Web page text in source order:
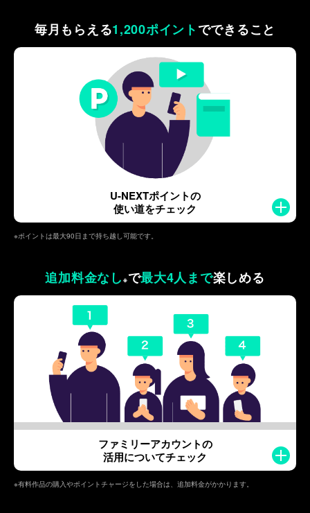
毎月もらえる1,200ポイントでできること
U-NEXTポイントの
使い道をチェック
※ポイントは最大90日まで持ち越し可能です。
追加料金なし ※で最大4人まで楽しめる
ファミリーアカウントの
活用についてチェック
※有料作品の購入やポイントチャージをした場合は、追加料金がかかります。